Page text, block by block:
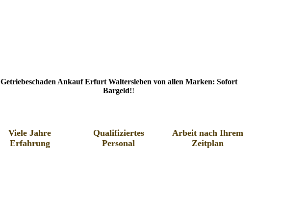
Getriebeschaden Ankauf Erfurt Waltersleben von allen Marken: Sofort
Bargeld!!
Viele Jahre
Erfahrung
Qualifiziertes
Personal
Arbeit nach Ihrem
Zeitplan